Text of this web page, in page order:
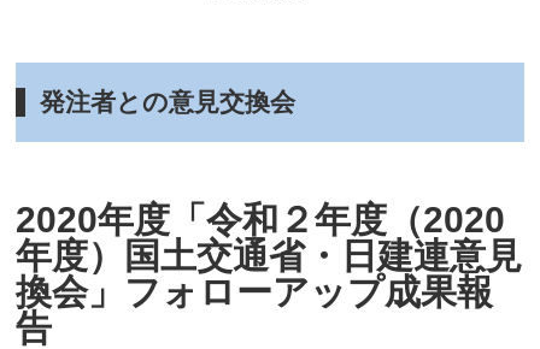
発注者との意見交換会
2020年度「令和２年度（2020
年度）国土交通省・日建連意見
換会」フォローアップ成果報
告